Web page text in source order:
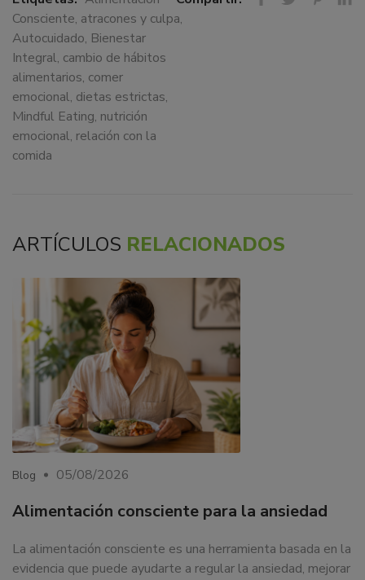
Consciente, atracones y culpa,
Autocuidado, Bienestar
Integral, cambio de hábitos
alimentarios, comer
emocional, dietas estrictas,
Mindful Eating, nutrición
emocional, relación con la
comida
ARTÍCULOS RELACIONADOS
Blog 05/08/2026
Alimentación consciente para la ansiedad
La alimentación consciente es una herramienta basada en la
evidencia que puede ayudarte a regular la ansiedad, mejorar